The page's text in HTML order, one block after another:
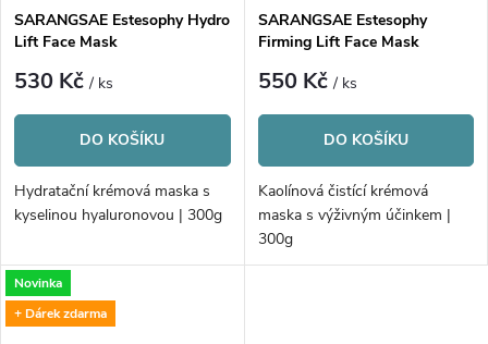
SARANGSAE Estesophy Hydro
Lift Face Mask
530 Kč/ ks
DO KOŠÍKU
Hydratační krémová maska s
kyselinou hyaluronovou | 300g
SARANGSAE Estesophy
Firming Lift Face Mask
550 Kč/ ks
DO KOŠÍKU
Kaolínová čistící krémová
maska s výživným účinkem |
300g
Novinka
+ Dárek zdarma